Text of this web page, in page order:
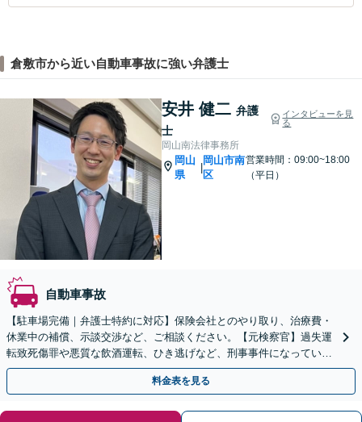
倉敷市から近い自動車事故に強い弁護士
安井 健二 弁護
士
インタビューを見
る
岡山南法律事務所
岡山
県
岡山市南
区
営業時間：09:00~18:00
（平日）
自動車事故
【駐車場完備｜弁護士特約に対応】保険会社とのやり取り、治療費・
休業中の補償、示談交渉など、ご相談ください。【元検察官】過失運
転致死傷罪や悪質な飲酒運転、ひき逃げなど、刑事事件になっている
事故にも対応【夜間面談｜WEB面談可】
料金表を見る